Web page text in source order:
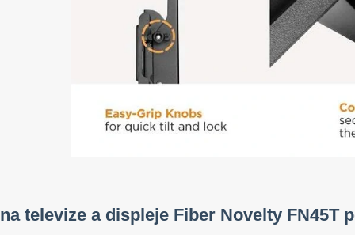
televize a displeje Fiber Novelty FN45T